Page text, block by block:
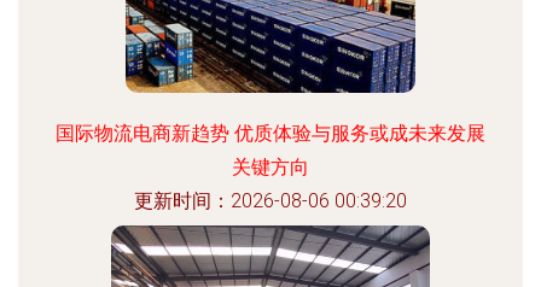
国际物流电商新趋势 优质体验与服务或成未来发展
关键方向
更新时间：2026-08-06 00:39:20